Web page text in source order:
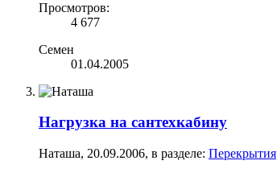
Просмотров:
4 677
Семен
01.04.2005
Нагрузка на сантехкабину
Наташа, 20.09.2006, в разделе: Перекрытия